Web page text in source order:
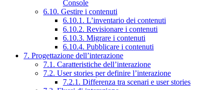
Console
6.10. Gestire i contenuti
6.10.1. L’inventario dei contenuti
6.10.2. Revisionare i contenuti
6.10.3. Migrare i contenuti
6.10.4. Pubblicare i contenuti
7. Progettazione dell’interazione
7.1. Caratteristiche dell’interazione
7.2. User stories per definire l’interazione
7.2.1. Differenza tra scenari e user stories